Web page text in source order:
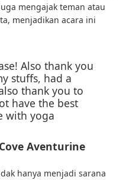
mengajak teman atau
menjadikan acara ini
Also thank you
stuffs, had a
thank you to
have the best
with yoga
Aventurine
hanya menjadi sarana